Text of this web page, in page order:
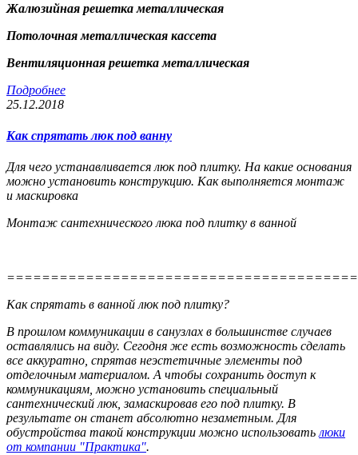
Жалюзийная решетка металлическая
Потолочная металлическая кассета
Вентиляционная решетка металлическая
Подробнее
25.12.2018
Как спрятать люк под ванну
Для чего устанавливается люк под плитку. На какие основания
можно установить конструкцию. Как выполняется монтаж
и маскировка
Монтаж сантехнического люка под плитку в ванной
Как спрятать в ванной люк под плитку?
В прошлом коммуникации в санузлах в большинстве случаев
оставлялись на виду. Сегодня же есть возможность сделать
все аккуратно, спрятав неэстетичные элементы под
отделочным материалом. А чтобы сохранить доступ к
коммуникациям, можно установить специальный
сантехнический люк, замаскировав его под плитку. В
результате он станет абсолютно незаметным. Для
обустройства такой конструкции можно использовать люки
от компании "Практика".